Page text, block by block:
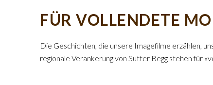
FÜR VOLLENDETE
Die Geschichten, die unsere Imagefilme erzählen,
regionale Verankerung von Sutter Begg stehen für